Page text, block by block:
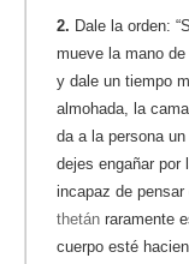
2. Dale la orden:
mueve la mano
y dale un tiempo
almohada, la
da a la persona
dejes engañar por
incapaz de
thetán raramente
cuerpo esté